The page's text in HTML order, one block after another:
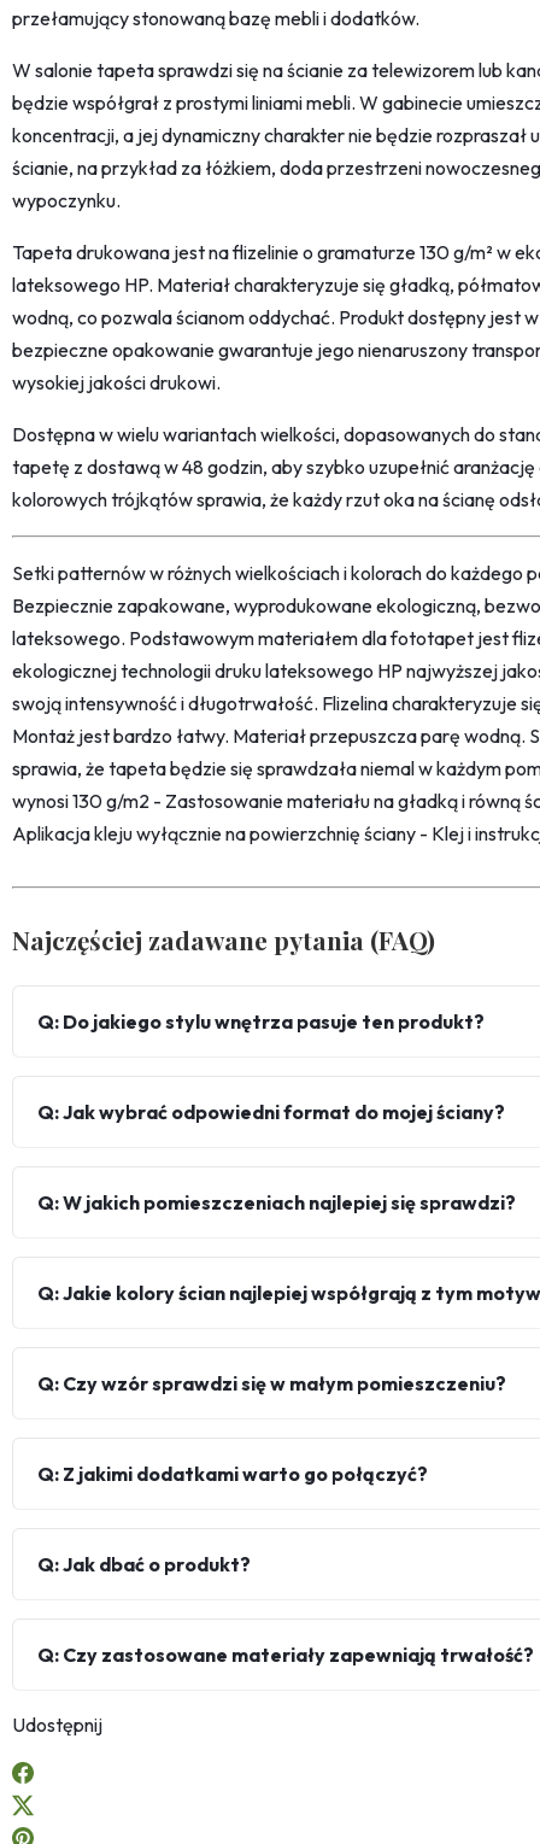
przełamujący stonowaną bazę mebli i dodatków.
W salonie tapeta sprawdzi się na ścianie za telewizorem lub
będzie współgrał z prostymi liniami mebli. W gabinecie
koncentracji, a jej dynamiczny charakter nie będzie rozpraszał
ścianie, na przykład za łóżkiem, doda przestrzeni
wypoczynku.
Tapeta drukowana jest na flizelinie o gramaturze 130 g/m² w
lateksowego HP. Materiał charakteryzuje się gładką,
wodną, co pozwala ścianom oddychać. Produkt dostępny jest
bezpieczne opakowanie gwarantuje jego nienaruszony
wysokiej jakości drukowi.
Dostępna w wielu wariantach wielkości, dopasowanych do
tapetę z dostawą w 48 godzin, aby szybko uzupełnić
kolorowych trójkątów sprawia, że każdy rzut oka na ścianę
Setki patternów w różnych wielkościach i kolorach do każdego
Bezpiecznie zapakowane, wyprodukowane ekologiczną,
lateksowego. Podstawowym materiałem dla fototapet jest
ekologicznej technologii druku lateksowego HP najwyższej
swoją intensywność i długotrwałość. Flizelina charakteryzuje
Montaż jest bardzo łatwy. Materiał przepuszcza parę wodną.
sprawia, że tapeta będzie się sprawdzała niemal w każdym
wynosi 130 g/m2 - Zastosowanie materiału na gładką i równą
Aplikacja kleju wyłącznie na powierzchnię ściany - Klej i
Najczęściej zadawane pytania (FAQ)
Q: Do jakiego stylu wnętrza pasuje ten produkt?
Q: Jak wybrać odpowiedni format do mojej ściany?
Q: W jakich pomieszczeniach najlepiej się sprawdzi?
Q: Jakie kolory ścian najlepiej współgrają z tym
Q: Czy wzór sprawdzi się w małym pomieszczeniu?
Q: Z jakimi dodatkami warto go połączyć?
Q: Jak dbać o produkt?
Q: Czy zastosowane materiały zapewniają trwałość?
Udostępnij